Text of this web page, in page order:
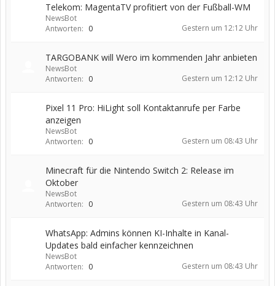
Telekom: MagentaTV profitiert von der Fußball-WM
NewsBot
Antworten: 0 Gestern um 12:12 Uhr
TARGOBANK will Wero im kommenden Jahr anbieten
NewsBot
Antworten: 0 Gestern um 12:12 Uhr
Pixel 11 Pro: HiLight soll Kontaktanrufe per Farbe
anzeigen
NewsBot
Antworten: 0 Gestern um 08:43 Uhr
Minecraft für die Nintendo Switch 2: Release im
Oktober
NewsBot
Antworten: 0 Gestern um 08:43 Uhr
WhatsApp: Admins können KI-Inhalte in Kanal-
Updates bald einfacher kennzeichnen
NewsBot
Antworten: 0 Gestern um 08:43 Uhr